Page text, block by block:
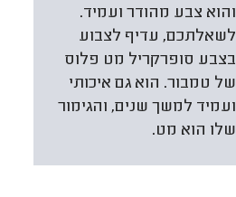
והוא צבע מהודר ועמיד.
לשאלתכם, עדיף לצבוע
בצבע סופרקריל מט פלוס
של טמבור. הוא גם איכותי
ועמיד למשך שנים, והגימור
שלו הוא מט.